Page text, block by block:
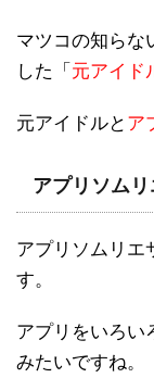
マツコの知らな
した「 元アイド
元アイドルと ア
アプリソムリ
アプリソムリエ
す。
アプリをいろい
みたいですね。